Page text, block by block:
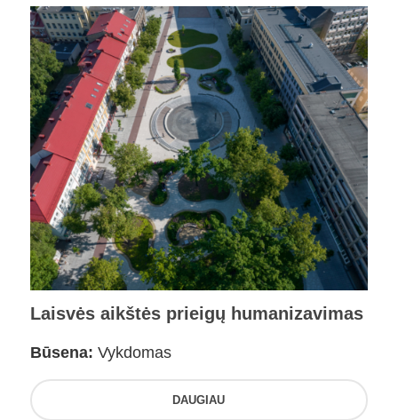
Laisvės aikštės prieigų humanizavimas
Būsena: Vykdomas
DAUGIAU